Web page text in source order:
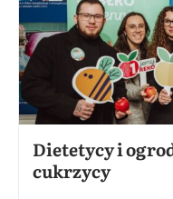
Dietetycy i
cukrzycy